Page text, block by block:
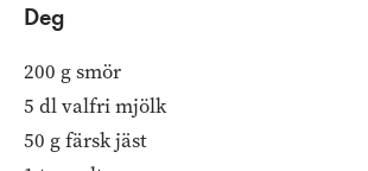
Deg
200 g smör
5 dl valfri mjölk
50 g färsk jäst